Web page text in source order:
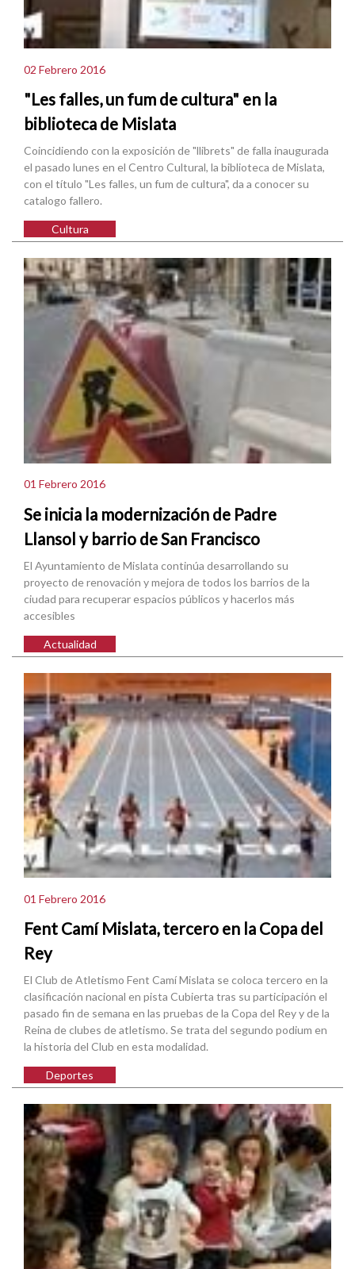
02 Febrero 2016
"Les falles, un fum de cultura" en la
biblioteca de Mislata
Coincidiendo con la exposición de "llibrets" de falla inaugurada
el pasado lunes en el Centro Cultural, la biblioteca de Mislata,
con el título "Les falles, un fum de cultura", da a conocer su
catalogo fallero.
Cultura
01 Febrero 2016
Se inicia la modernización de Padre
Llansol y barrio de San Francisco
El Ayuntamiento de Mislata continúa desarrollando su
proyecto de renovación y mejora de todos los barrios de la
ciudad para recuperar espacios públicos y hacerlos más
accesibles
Actualidad
01 Febrero 2016
Fent Camí Mislata, tercero en la Copa del
Rey
El Club de Atletismo Fent Camí Mislata se coloca tercero en la
clasificación nacional en pista Cubierta tras su participación el
pasado fin de semana en las pruebas de la Copa del Rey y de la
Reina de clubes de atletismo. Se trata del segundo podium en
la historia del Club en esta modalidad.
Deportes